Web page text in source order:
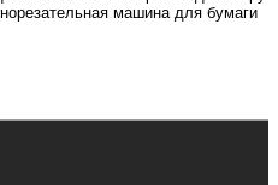
машина для бумаги